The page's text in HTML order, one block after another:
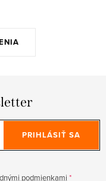
podmienkami
PRIHLÁSIŤ SA